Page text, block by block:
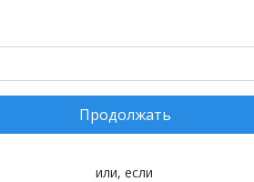
Продолжать
или, если